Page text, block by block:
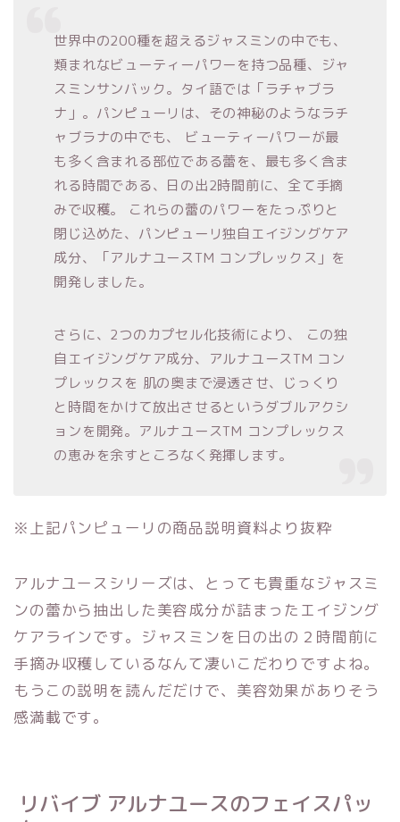
世界中の200種を超えるジャスミンの中でも、
類まれなビューティーパワーを持つ品種、ジャ
スミンサンバック。タイ語では「ラチャブラ
ナ」。パンピューリは、その神秘のようなラチ
ャブラナの中でも、 ビューティーパワーが最
も多く含まれる部位である蕾を、最も多く含ま
れる時間である、日の出2時間前に、全て手摘
みで収穫。 これらの蕾のパワーをたっぷりと
閉じ込めた、パンピューリ独自エイジングケア
成分、「アルナユースTM コンプレックス」を
開発しました。
さらに、2つのカプセル化技術により、 この独
自エイジングケア成分、アルナユースTM コン
プレックスを 肌の奥まで浸透させ、じっくり
と時間をかけて放出させるというダブルアクシ
ョンを開発。アルナユースTM コンプレックス
の恵みを余すところなく発揮します。
※上記パンピューリの商品説明資料より抜粋
アルナユースシリーズは、とっても貴重なジャスミ
ンの蕾から抽出した美容成分が詰まったエイジング
ケアラインです。ジャスミンを日の出の２時間前に
手摘み収穫しているなんて凄いこだわりですよね。
もうこの説明を読んだだけで、美容効果がありそう
感満載です。
リバイブ アルナユースのフェイスパッ